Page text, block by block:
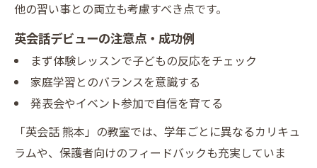
他の習い事との両立も考慮すべき点です。
英会話デビューの注意点・成功例
まず体験レッスンで子どもの反応をチェック
家庭学習とのバランスを意識する
発表会やイベント参加で自信を育てる
「英会話 熊本」の教室では、学年ごとに異なるカリキュ
ラムや、保護者向けのフィードバックも充実していま